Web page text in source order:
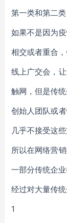
第一类和第二
如果不是因为
相交或者重合
线上广交会，
触网，但是传统
创始人团队或
几乎不接受这
所以在网络营
一部分传统企业
经过对大量传
1